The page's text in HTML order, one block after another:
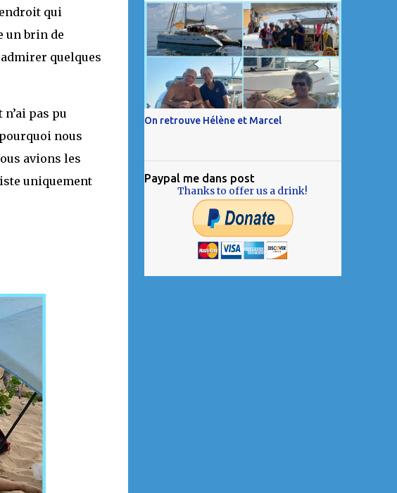
qui
un brin de
quelques
pas pu
nous
avions les
uniquement
On retrouve Hélène et Marcel
Paypal me dans post
Thanks to offer us a drink!